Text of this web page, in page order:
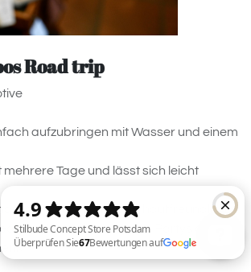
Road trip
aufzubringen mit Wasser und einem
mehrere Tage und lässt sich leicht
getestet und hautfreundlich
für Kindergeburtstage, Partys oder